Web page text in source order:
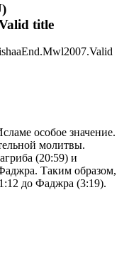
title
особое значение.
молитвы.
(20:59) и
Таким образом,
до Фаджра (3:19).